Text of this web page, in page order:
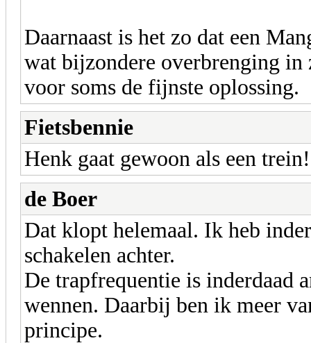
Daarnaast is het zo dat een
wat bijzondere overbrenging
voor soms de fijnste oplossing.
Fietsbennie
Henk gaat gewoon als een trein!
de Boer
Dat klopt helemaal. Ik heb
schakelen achter.
De trapfrequentie is inderdaad
wennen. Daarbij ben ik meer
principe.